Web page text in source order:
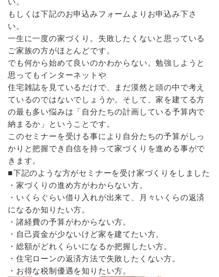
もしくは下記のお申込みフォームよりお申込み下さ
い。
一生に一度の家づくり。失敗したくないと思っている
ご家族の方がほとんどです。
でも何から始めて良いのかわからない。勉強しようと
思ってもインターネットや
住宅雑誌を見ているだけで、まだ漠然と頭の中で考え
ているのではないでしょうか。そして、家を建てる方
の最も多い悩みは「自分たちの計画している予算内で
納まるか」ということです。
このセミナーを受ける事により自分たちの予算がしっ
かりと把握でき自信を持って家づくりを進める事がで
きます。
■下記のような方がセミナーを受け家づくりをしました
・家づくりの進め方がわからない方。
・いくらぐらい借り入れが出来て、月々いくらの返済
になるか知りたい方。
・諸経費の予算がわからない方。
・自己資金が少ないけど家を建てたい方。
・総額がどれくらいになるか把握したい方。
・住宅ローンの返済方法で失敗したくない方。
・お得な税制優遇を知りたい方。